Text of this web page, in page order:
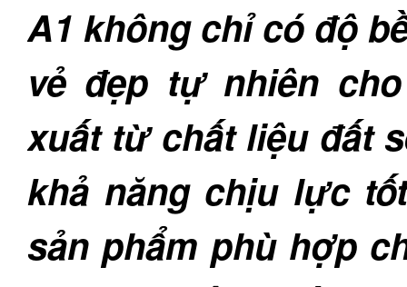
A1 không chỉ có độ
vẻ đẹp tự nhiên
xuất từ chất liệu đất
khả năng chịu lực
sản phẩm phù hợp